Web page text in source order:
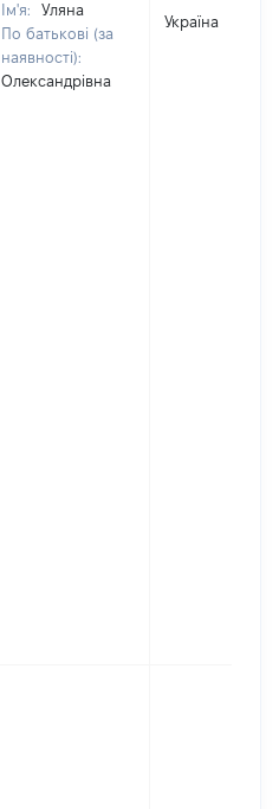
Ім'я:
Уляна
По батькові (за
наявності):
Олександрівна
Україна